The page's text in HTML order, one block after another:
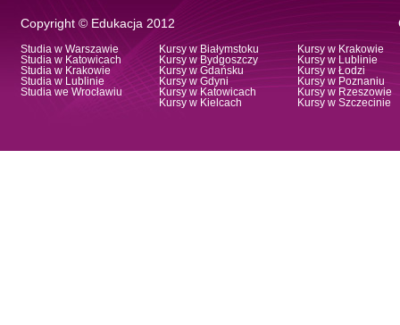
Copyright © Edukacja 2012
Studia w Warszawie
Studia w Katowicach
Studia w Krakowie
Studia w Lublinie
Studia we Wrocławiu
Kursy w Białymstoku
Kursy w Bydgoszczy
Kursy w Gdańsku
Kursy w Gdyni
Kursy w Katowicach
Kursy w Kielcach
Kursy w Krakowie
Kursy w Lublinie
Kursy w Łodzi
Kursy w Poznaniu
Kursy w Rzeszowie
Kursy w Szczecinie